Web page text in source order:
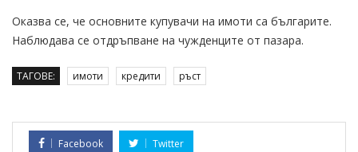
Оказва се, че основните купувачи на имоти са българите.
Наблюдава се отдръпване на чужденците от пазара.
ТАГОВЕ: имоти кредити ръст
Facebook Twitter